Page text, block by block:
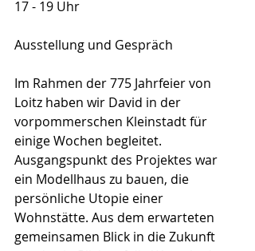
17 - 19 Uhr
Ausstellung und Gespräch
Im Rahmen der 775 Jahrfeier von
Loitz haben wir David in der
vorpommerschen Kleinstadt für
einige Wochen begleitet.
Ausgangspunkt des Projektes war
ein Modellhaus zu bauen, die
persönliche Utopie einer
Wohnstätte. Aus dem erwarteten
gemeinsamen Blick in die Zukunft